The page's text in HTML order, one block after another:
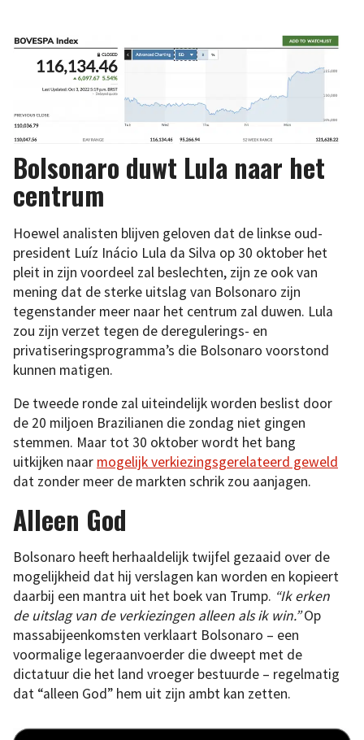
Bolsonaro duwt Lula naar het
centrum
Hoewel analisten blijven geloven dat de linkse oud-
president Luíz Inácio Lula da Silva op 30 oktober het
pleit in zijn voordeel zal beslechten, zijn ze ook van
mening dat de sterke uitslag van Bolsonaro zijn
tegenstander meer naar het centrum zal duwen. Lula
zou zijn verzet tegen de deregulerings- en
privatiseringsprogramma’s die Bolsonaro voorstond
kunnen matigen.
De tweede ronde zal uiteindelijk worden beslist door
de 20 miljoen Brazilianen die zondag niet gingen
stemmen. Maar tot 30 oktober wordt het bang
uitkijken naar mogelijk verkiezingsgerelateerd geweld
dat zonder meer de markten schrik zou aanjagen.
Alleen God
Bolsonaro heeft herhaaldelijk twijfel gezaaid over de
mogelijkheid dat hij verslagen kan worden en kopieert
daarbij een mantra uit het boek van Trump. “Ik erken
de uitslag van de verkiezingen alleen als ik win.”Op
massabijeenkomsten verklaart Bolsonaro – een
voormalige legeraanvoerder die dweept met de
dictatuur die het land vroeger bestuurde – regelmatig
dat “alleen God” hem uit zijn ambt kan zetten.